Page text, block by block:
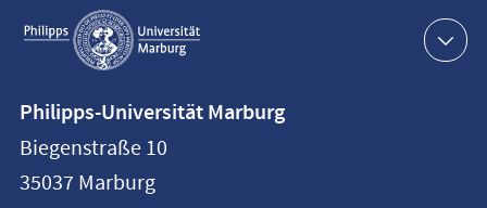
Service-
Navigation
Philipps-
Universität
Marburg
Philipps-Universität Marburg
Biegenstraße 10
35037 Marburg